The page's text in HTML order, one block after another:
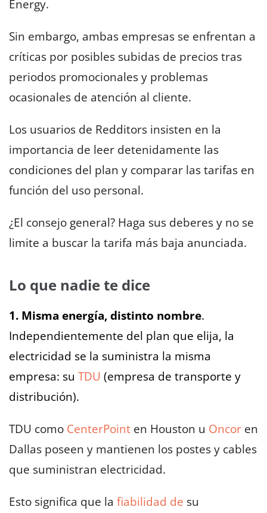
Energy.
Sin embargo, ambas empresas se enfrentan a
críticas por posibles subidas de precios tras
periodos promocionales y problemas
ocasionales de atención al cliente.
Los usuarios de Redditors insisten en la
importancia de leer detenidamente las
condiciones del plan y comparar las tarifas en
función del uso personal.
¿El consejo general? Haga sus deberes y no se
limite a buscar la tarifa más baja anunciada.
Lo que nadie te dice
1. Misma energía, distinto nombre.
Independientemente del plan que elija, la
electricidad se la suministra la misma
empresa: su TDU (empresa de transporte y
distribución).
TDU como CenterPoint en Houston u Oncor en
Dallas poseen y mantienen los postes y cables
que suministran electricidad.
Esto significa que la fiabilidad de su